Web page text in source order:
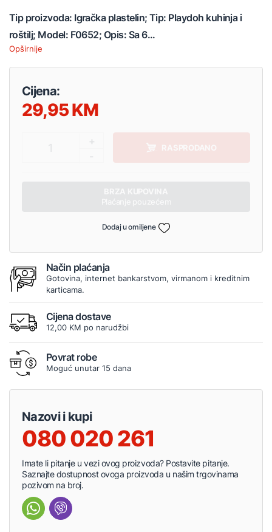
Tip proizvoda: Igračka plastelin; Tip: Playdoh kuhinja i
roštilj; Model: F0652; Opis: Sa 6...
Opširnije
Cijena:
29,95
RASPRODANO
Dodaj u omiljene
Način plaćanja
Gotovina, internet bankarstvom, virmanom i kreditnim
karticama.
Cijena dostave
12,00 KM po narudžbi
Povrat robe
Moguć unutar 15 dana
Nazovi i kupi
080 020 261
Imate li pitanje u vezi ovog proizvoda? Postavite pitanje.
Saznajte dostupnost ovoga proizvoda u našim trgovinama
pozivom na broj.